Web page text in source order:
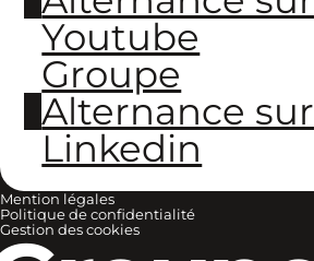
Youtube
Groupe
Alternance sur
Linkedin
Mention légales
Politique de confidentialité
Gestion des cookies